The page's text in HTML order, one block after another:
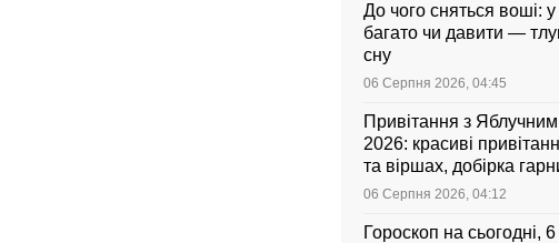
До чого сняться воші: у
багато чи давити —
сну
06 Серпня 2026, 04:45
Привітання з
2026: красиві
та віршах, добірка
листівок українською
06 Серпня 2026, 04:12
Гороскоп на сьогодні,